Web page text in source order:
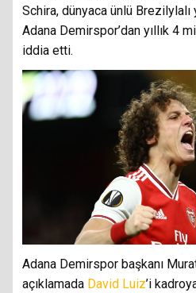
Schira, dünyaca ünlü Brezilylalı
Adana Demirspor’dan yıllık 4
iddia etti.
Adana Demirspor başkanı
açıklamada David Luiz’i